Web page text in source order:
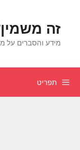
זה
מידע והסברים על
תפריט